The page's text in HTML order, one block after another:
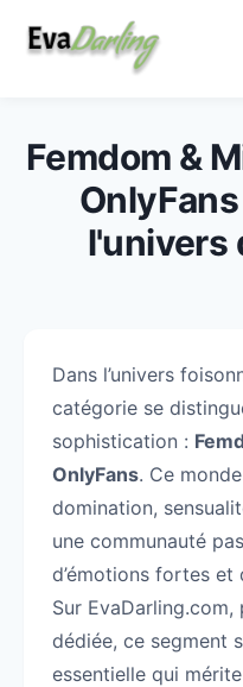
Femdom &
l'univers
Dans l’univers
catégorie se
sophistication :
OnlyFans. Ce
domination,
une communauté
d’émotions fortes
Sur
dédiée, ce segment
essentielle qui